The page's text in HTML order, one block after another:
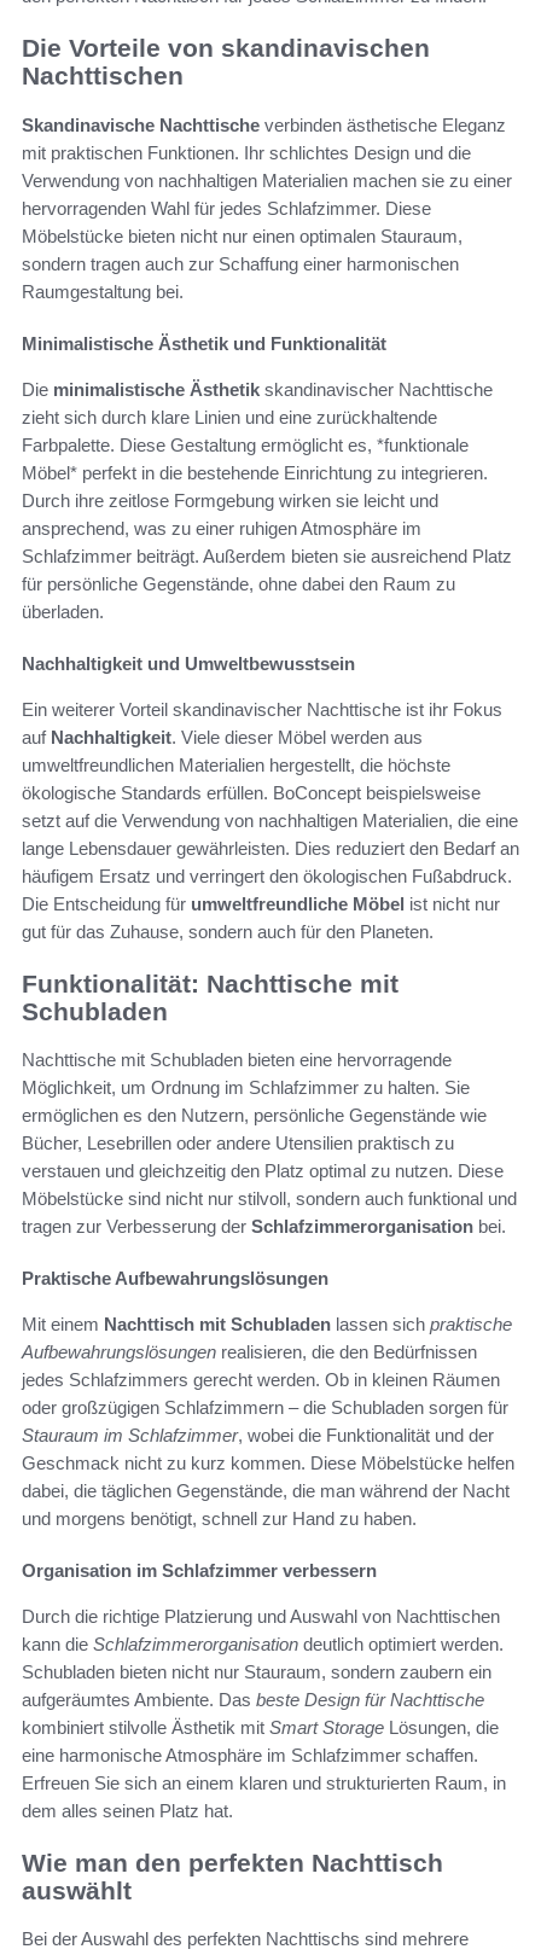
Die Vorteile von skandinavischen
Nachttischen
Skandinavische Nachttische verbinden ästhetische Eleganz
mit praktischen Funktionen. Ihr schlichtes Design und die
Verwendung von nachhaltigen Materialien machen sie zu einer
hervorragenden Wahl für jedes Schlafzimmer. Diese
Möbelstücke bieten nicht nur einen optimalen Stauraum,
sondern tragen auch zur Schaffung einer harmonischen
Raumgestaltung bei.
Minimalistische Ästhetik und Funktionalität
Die minimalistische Ästhetik skandinavischer Nachttische
zieht sich durch klare Linien und eine zurückhaltende
Farbpalette. Diese Gestaltung ermöglicht es, *funktionale
Möbel* perfekt in die bestehende Einrichtung zu integrieren.
Durch ihre zeitlose Formgebung wirken sie leicht und
ansprechend, was zu einer ruhigen Atmosphäre im
Schlafzimmer beiträgt. Außerdem bieten sie ausreichend Platz
für persönliche Gegenstände, ohne dabei den Raum zu
überladen.
Nachhaltigkeit und Umweltbewusstsein
Ein weiterer Vorteil skandinavischer Nachttische ist ihr Fokus
auf Nachhaltigkeit. Viele dieser Möbel werden aus
umweltfreundlichen Materialien hergestellt, die höchste
ökologische Standards erfüllen. BoConcept beispielsweise
setzt auf die Verwendung von nachhaltigen Materialien, die eine
lange Lebensdauer gewährleisten. Dies reduziert den Bedarf an
häufigem Ersatz und verringert den ökologischen Fußabdruck.
Die Entscheidung für umweltfreundliche Möbel ist nicht nur
gut für das Zuhause, sondern auch für den Planeten.
Funktionalität: Nachttische mit
Schubladen
Nachttische mit Schubladen bieten eine hervorragende
Möglichkeit, um Ordnung im Schlafzimmer zu halten. Sie
ermöglichen es den Nutzern, persönliche Gegenstände wie
Bücher, Lesebrillen oder andere Utensilien praktisch zu
verstauen und gleichzeitig den Platz optimal zu nutzen. Diese
Möbelstücke sind nicht nur stilvoll, sondern auch funktional und
tragen zur Verbesserung der Schlafzimmerorganisation bei.
Praktische Aufbewahrungslösungen
Mit einem Nachttisch mit Schubladen lassen sich praktische
Aufbewahrungslösungen realisieren, die den Bedürfnissen
jedes Schlafzimmers gerecht werden. Ob in kleinen Räumen
oder großzügigen Schlafzimmern – die Schubladen sorgen für
Stauraum im Schlafzimmer, wobei die Funktionalität und der
Geschmack nicht zu kurz kommen. Diese Möbelstücke helfen
dabei, die täglichen Gegenstände, die man während der Nacht
und morgens benötigt, schnell zur Hand zu haben.
Organisation im Schlafzimmer verbessern
Durch die richtige Platzierung und Auswahl von Nachttischen
kann die Schlafzimmerorganisation deutlich optimiert werden.
Schubladen bieten nicht nur Stauraum, sondern zaubern ein
aufgeräumtes Ambiente. Das beste Design für Nachttische
kombiniert stilvolle Ästhetik mit Smart Storage Lösungen, die
eine harmonische Atmosphäre im Schlafzimmer schaffen.
Erfreuen Sie sich an einem klaren und strukturierten Raum, in
dem alles seinen Platz hat.
Wie man den perfekten Nachttisch
auswählt
Bei der Auswahl des perfekten Nachttischs sind mehrere